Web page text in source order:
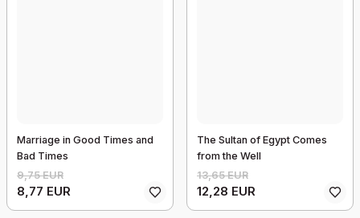
Marriage in Good Times and
Bad Times
9,75 EUR
8,77 EUR
The Sultan of Egypt Comes
from the Well
13,65 EUR
12,28 EUR